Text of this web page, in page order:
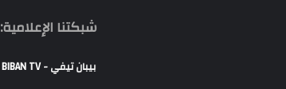
شبكتنا الإعلامية:
بيبان تيفي - BIBAN TV